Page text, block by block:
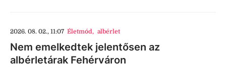
2026. 08. 02., 11:07 Életmód, albérlet
Nem emelkedtek jelentősen az
albérletárak Fehérváron